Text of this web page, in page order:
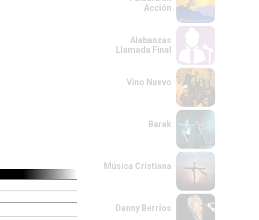
Acción
Alabanzas
Llamada Final
Vino Nuevo
Barak
Música Cristiana
Danny Berríos